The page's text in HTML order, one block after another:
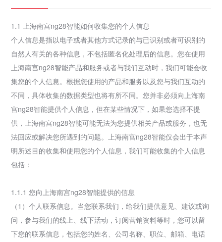
1.1 上海南宫ng28智能如何收集您的个人信息
个人信息是指以电子或者其他方式记录的与已识别或者可识别的
自然人有关的各种信息，不包括匿名化处理后的信息。您在使用
上海南宫ng28智能产品和服务或者与我们互动时，我们可能会收
集您的个人信息。根据您使用的产品和服务以及您与我们互动的
不同，具体收集的数据类型也将有所不同。您并非必须向上海南
宫ng28智能提供个人信息，但在某些情况下，如果您选择不提
供，上海南宫ng28智能可能无法为您提供相关产品或服务，也无
法回应或解决您所遇到的问题。上海南宫ng28智能仅会出于本声
明所述目的收集和使用您的个人信息，我们可能收集的个人信息
包括：
1.1.1 您向上海南宫ng28智能提供的信息
（1）个人联系信息。当您联系我们，给我们提供意见、建议或询
问，参与我们的线上、线下活动，订阅营销资料等时，您可以留
下您的联系信息，包括您的姓名、公司名称、职位、邮箱、电话